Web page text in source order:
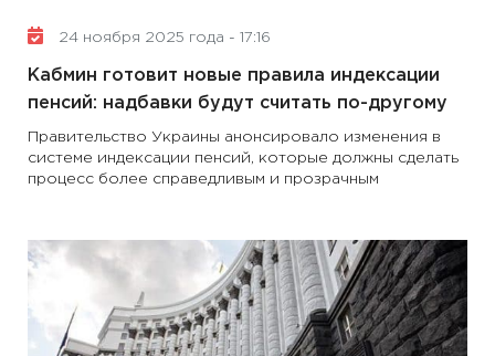
24 ноября 2025 года - 17:16
Кабмин готовит новые правила индексации
пенсий: надбавки будут считать по-другому
Правительство Украины анонсировало изменения в
системе индексации пенсий, которые должны сделать
процесс более справедливым и прозрачным